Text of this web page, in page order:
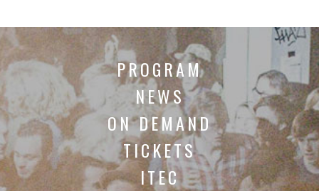
PROGRAM
NEWS
ON DEMAND
TICKETS
ITEC